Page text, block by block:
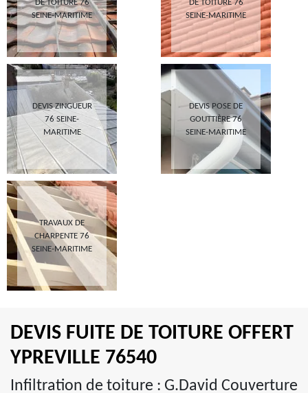
DE TOITURE 76
SEINE-MARITIME
DE TOITURE 76
SEINE-MARITIME
DEVIS ZINGUEUR
76 SEINE-
MARITIME
DEVIS POSE DE
GOUTTIÈRE 76
SEINE-MARITIME
TRAVAUX DE
CHARPENTE 76
SEINE-MARITIME
DEVIS FUITE DE TOITURE OFFERT
YPREVILLE 76540
Infiltration de toiture : G.David Couverture